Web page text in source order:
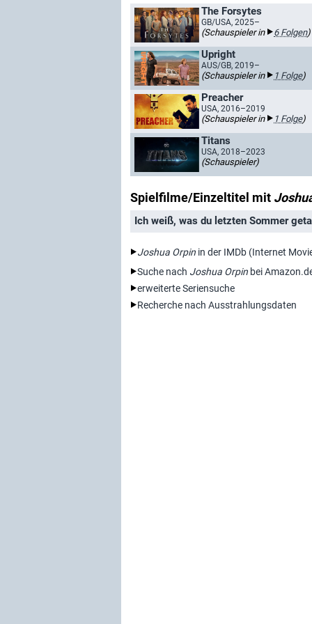
The Forsytes
GB/USA, 2025–
(Schauspieler in 6 Folgen)
Upright
AUS/GB, 2019–
(Schauspieler in 1 Folge)
Preacher
USA, 2016–2019
(Schauspieler in 1 Folge)
Titans
USA, 2018–2023
(Schauspieler)
Spielfilme/Einzeltitel mit
Ich weiß, was du letzten Sommer
Joshua Orpin in der IMDb (Internet
Suche nach Joshua Orpin bei
erweiterte Seriensuche
Recherche nach Ausstrahlungsdaten